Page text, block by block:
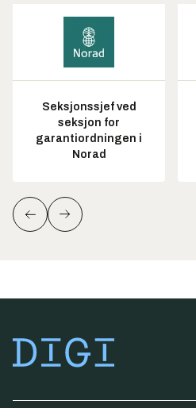
Seksjonssjef ved
seksjon for
garantiordningen i
Norad